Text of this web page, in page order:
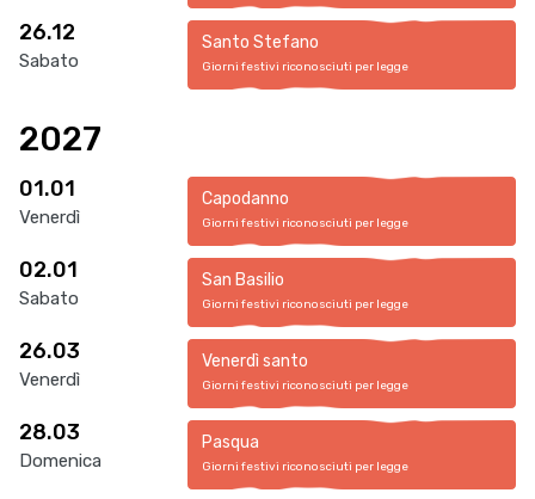
26.12
Sabato
Santo Stefano
Giorni festivi riconosciuti per legge
2027
01.01
Venerdì
Capodanno
Giorni festivi riconosciuti per legge
02.01
Sabato
San Basilio
Giorni festivi riconosciuti per legge
26.03
Venerdì
Venerdì santo
Giorni festivi riconosciuti per legge
28.03
Domenica
Pasqua
Giorni festivi riconosciuti per legge